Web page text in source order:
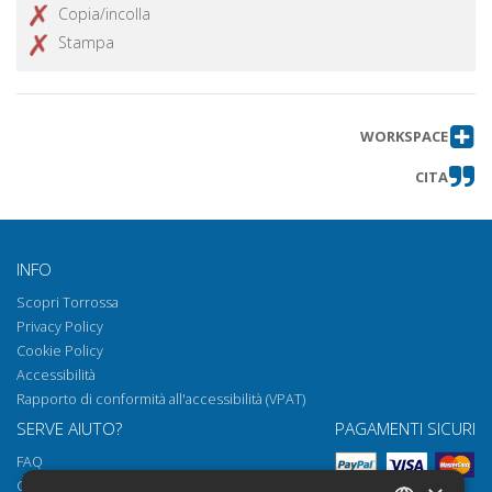
Labrouste
Marmi romani e marmi bizantini : un
Copia/incolla
Stampa
WORKSPACE
CITA
INFO
Scopri Torrossa
Privacy Policy
Cookie Policy
Accessibilità
Rapporto di conformità all'accessibilità (VPAT)
SERVE AIUTO?
FAQ
Come aprire i nostri documenti
PAGAMENTI SICURI